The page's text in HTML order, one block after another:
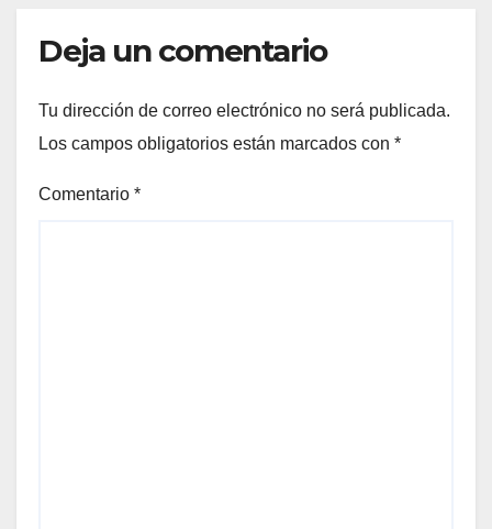
Deja un comentario
Tu dirección de correo electrónico no será publicada.
Los campos obligatorios están marcados con *
Comentario *